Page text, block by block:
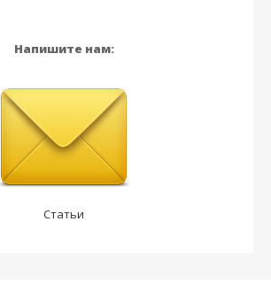
Напишите нам:
Статьи